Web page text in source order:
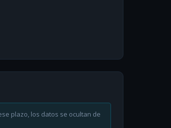
plazo, los datos se ocultan de